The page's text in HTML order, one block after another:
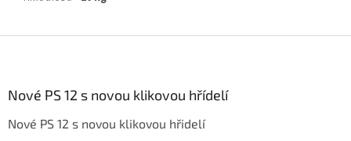
Nové PS 12 s novou klikovou hřídelí
Nové PS 12 s novou klikovou hřidelí